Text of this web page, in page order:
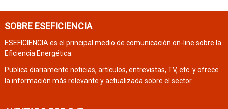
SOBRE ESEFICIENCIA
ESEFICIENCIA es el principal medio de comunicación on-line sobre la
Eficiencia Energética.
Publica diariamente noticias, artículos, entrevistas, TV, etc. y ofrece
la información más relevante y actualizada sobre el sector.